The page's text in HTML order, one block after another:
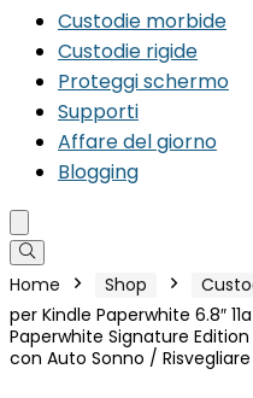
Custodie morbide
Custodie rigide
Proteggi schermo
Supporti
Affare del giorno
Blogging
Home Shop
per Kindle Paperwhite 6.8″
Paperwhite Signature
con Auto Sonno /